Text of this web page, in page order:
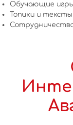
Обучающие
Топики и тексты